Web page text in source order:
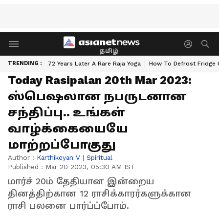
தமிழ்
TRENDING : 72 Years Later A Rare Raja Yoga How To Defrost Fridge
Today Rasipalan 20th Mar 2023:
ஸ்பெஷலான நபருடனான
சந்திப்பு.. உங்கள்
வாழ்க்கையையே
மாற்றப்போகுது
Author : Karthikeyan V | Spiritual
Published : Mar 20 2023, 05:30 AM IST
மார்ச் 20ம் தேதியான இன்றைய
தினத்திற்கான 12 ராசிக்காரர்களுக்கான
ராசி பலனை பார்ப்ப்போம்.